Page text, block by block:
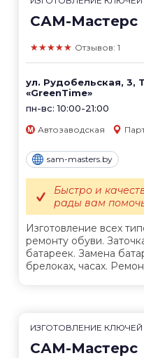
САМ-Мастерс
★★★★★ Отзывов: 1
ул. Рудобельская, 3,
«GreenTime»
пн-вс: 10:00-21:00
Автозаводская
sam-masters.by
Изготовление всех
ремонту обуви.
батареек. Замена
брелоках, часах.
Быстро и
рады вам
ИЗГОТОВЛЕНИЕ КЛЮЧЕЙ
САМ-Мастерс